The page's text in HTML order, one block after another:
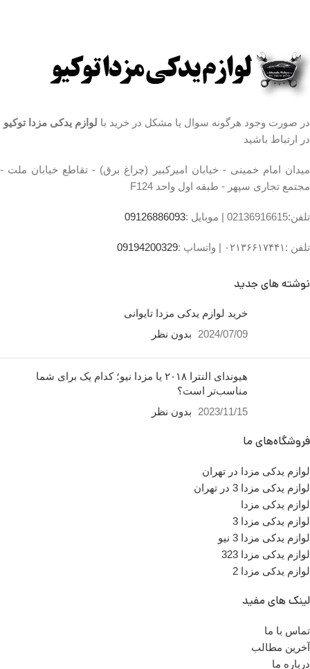
در صورت وجود هرگونه سوال یا مشکل در خرید با لوازم یدکی مزدا توکیو
در ارتباط باشید
میدان امام خمینی - خیابان امیرکبیر (چراغ برق) - تقاطع خیابان ملت -
مجتمع تجاری سپهر - طبقه اول واحد F124
تلفن:02136916615 | موبایل :09126886093
تلفن :۰۲۱۳۶۶۱۷۴۴۱ | واتساپ :09194200329
نوشته های جدید
خرید لوازم یدکی مزدا تایوانی
2024/07/09
بدون نظر
هیوندای النترا ۲۰۱۸ یا مزدا نیو؛ کدام یک برای شما
مناسب‌تر است؟
2023/11/15
بدون نظر
فروشگاه‌های ما
لوازم یدکی مزدا در تهران
لوازم یدکی مزدا 3 در تهران
لوازم یدکی مزدا
لوازم یدکی مزدا 3
لوازم یدکی مزدا 3 نیو
لوازم یدکی مزدا 323
لوازم یدکی مزدا 2
لینک های مفید
تماس با ما
آخرین مطالب
درباره ما